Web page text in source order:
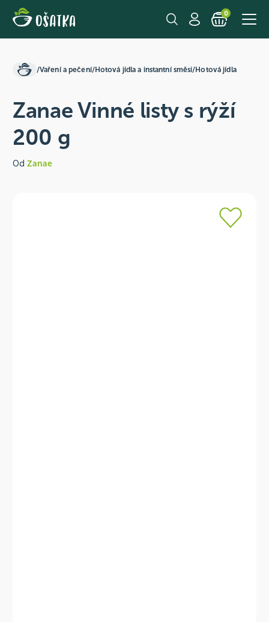
0
/Vaření a pečení/Hotová jídla a instantní směsi/Hotová jídla
Zanae Vinné listy s rýží
200 g
Od Zanae